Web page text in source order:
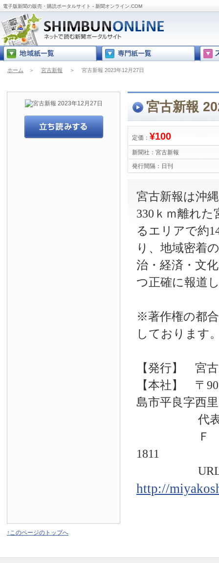
電子版新聞の販売・購読ポータルサイト - 新聞オンライン.COM
ホーム ＞ 宮古新報 ＞ 宮古新報 2023年12月27日
宮古新報
定価： ¥100
新聞社： 宮古新報
発行間隔： 日刊
宮古新報は沖
330ｋｍ離れ
るエリアで約
り、地域密着
治・経済・文
つ正確に報道
※著作権の都
しております
【発行】 宮
【本社】 〒
島市平良字西
代表電話
Ｆ Ａ
1811
URL
http://
↑このページのトップへ